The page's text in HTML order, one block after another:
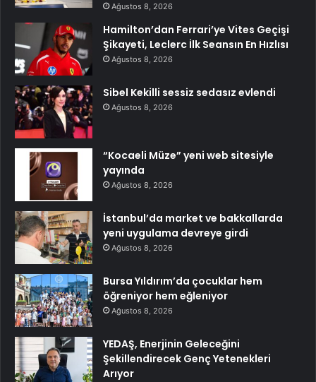
Ağustos 8, 2026
Hamilton’dan Ferrari’ye Vites Geçişi
Şikayeti, Leclerc İlk Seansın En Hızlısı
Ağustos 8, 2026
Sibel Kekilli sessiz sedasız evlendi
Ağustos 8, 2026
“Kocaeli Müze” yeni web sitesiyle
yayında
Ağustos 8, 2026
İstanbul’da market ve bakkallarda
yeni uygulama devreye girdi
Ağustos 8, 2026
Bursa Yıldırım’da çocuklar hem
öğreniyor hem eğleniyor
Ağustos 8, 2026
YEDAŞ, Enerjinin Geleceğini
Şekillendirecek Genç Yetenekleri
Arıyor